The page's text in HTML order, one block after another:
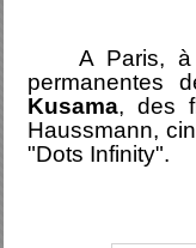
A Paris, à
permanentes
Kusama, des
Haussmann,
"Dots Infinity".